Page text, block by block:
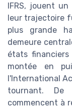
IFRS, jouent
leur trajectoire
plus grande
demeure
états
montée en
l'International
tournant. De
commencent à